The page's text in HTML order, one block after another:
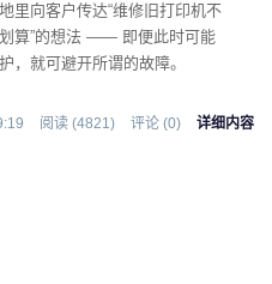
里向客户传达“维修旧打印机不
算”的想法 —— 即便此时可能
，就可避开所谓的故障。
阅读 (4821) 评论 (0) 详细内容